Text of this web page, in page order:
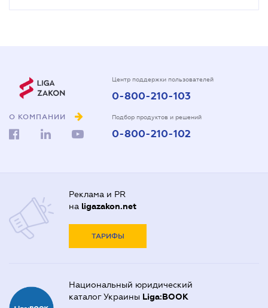
О КОМПАНИИ
Центр поддержки пользователей
0-800-210-103
Подбор продуктов и решений
0-800-210-102
Реклама и PR
на ligazakon.net
ТАРИФЫ
Национальный юридический
каталог Украины Liga:BOOK